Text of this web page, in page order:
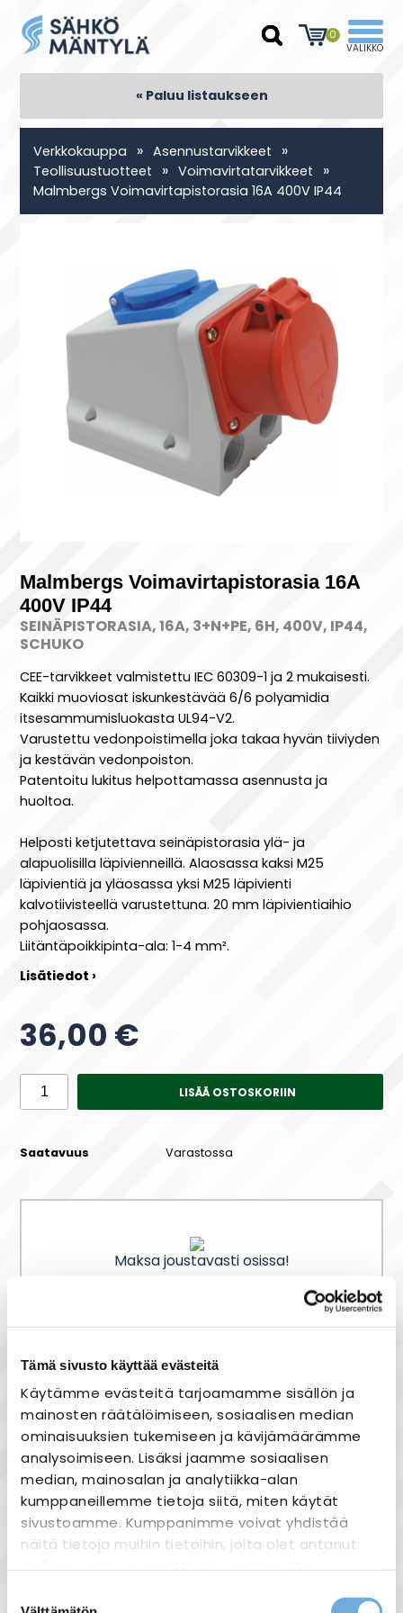
Tämä sivusto käyttää evästeitä
Käytämme evästeitä tarjoamamme sisällön ja
mainosten räätälöimiseen, sosiaalisen median
ominaisuuksien tukemiseen ja kävijämäärämme
analysoimiseen. Lisäksi jaamme sosiaalisen
median, mainosalan ja analytiikka-alan
kumppaneillemme tietoja siitä, miten käytät
sivustoamme. Kumppanimme voivat yhdistää
näitä tietoja muihin tietoihin, joita olet antanut
heille tai joita on kerätty, kun olet käyttänyt
0
« Paluu listaukseen
Verkkokauppa » Asennustarvikkeet »
Teollisuustuotteet » Voimavirtatarvikkeet »
Malmbergs Voimavirtapistorasia 16A 400V IP44
Malmbergs Voimavirtapistorasia 16A
400V IP44
SEINÄPISTORASIA, 16A, 3+N+PE, 6H, 400V, IP44,
SCHUKO
CEE-tarvikkeet valmistettu IEC 60309-1 ja 2 mukaisesti.
Kaikki muoviosat iskunkestävää 6/6 polyamidia
itsesammumisluokasta UL94-V2.
Varustettu vedonpoistimella joka takaa hyvän tiiviyden
ja kestävän vedonpoiston.
Patentoitu lukitus helpottamassa asennusta ja
huoltoa.
Helposti ketjutettava seinäpistorasia ylä- ja
alapuolisilla läpivienneillä. Alaosassa kaksi M25
läpivientiä ja yläosassa yksi M25 läpivienti
kalvotiivisteellä varustettuna. 20 mm läpivientiaihio
pohjaosassa.
Liitäntäpoikkipinta-ala: 1-4 mm².
Lisätiedot ›
36,00 €
LISÄÄ OSTOSKORIIN
Saatavuus Varastossa
Maksa joustavasti osissa!
Toimituskulut alk 0 eur
Monipuoliset maksutavat
Tuotekuvaus
CEE-tarvikkeet valmistettu IEC 60309-1 ja 2